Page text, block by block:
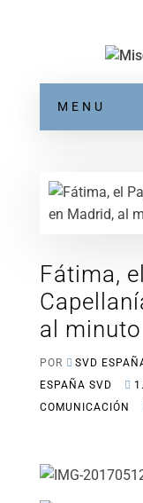
MENU
Fátima,
al minuto
POR SVD
ESPAÑA SVD
COMUNICACIÓN